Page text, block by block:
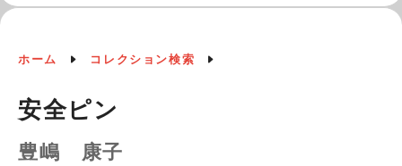
ホーム コレクション検索
安全ピン
豊嶋 康子